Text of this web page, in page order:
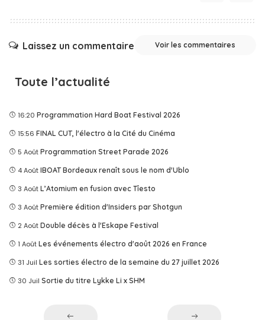
Laissez un commentaire Voir les commentaires
Toute l’actualité
16:20 Programmation Hard Boat Festival 2026
15:56 FINAL CUT, l'électro à la Cité du Cinéma
5 Août Programmation Street Parade 2026
4 Août IBOAT Bordeaux renaît sous le nom d'Ublo
3 Août L’Atomium en fusion avec Tîesto
3 Août Première édition d'Insiders par Shotgun
2 Août Double décès à l'Eskape Festival
1 Août Les événements électro d'août 2026 en France
31 Juil Les sorties électro de la semaine du 27 juillet 2026
30 Juil Sortie du titre Lykke Li x SHM